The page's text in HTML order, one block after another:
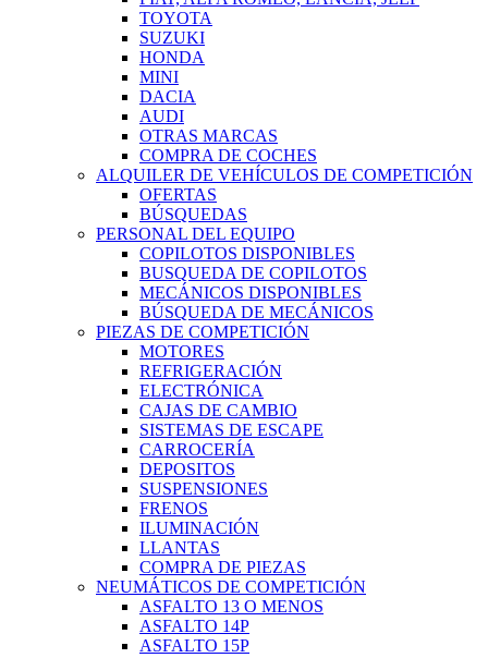
TOYOTA
SUZUKI
HONDA
MINI
DACIA
AUDI
OTRAS MARCAS
COMPRA DE COCHES
ALQUILER DE VEHÍCULOS DE COMPETICIÓN
OFERTAS
BÚSQUEDAS
PERSONAL DEL EQUIPO
COPILOTOS DISPONIBLES
BUSQUEDA DE COPILOTOS
MECÁNICOS DISPONIBLES
BÚSQUEDA DE MECÁNICOS
PIEZAS DE COMPETICIÓN
MOTORES
REFRIGERACIÓN
ELECTRÓNICA
CAJAS DE CAMBIO
SISTEMAS DE ESCAPE
CARROCERÍA
DEPOSITOS
SUSPENSIONES
FRENOS
ILUMINACIÓN
LLANTAS
COMPRA DE PIEZAS
NEUMÁTICOS DE COMPETICIÓN
ASFALTO 13 O MENOS
ASFALTO 14P
ASFALTO 15P